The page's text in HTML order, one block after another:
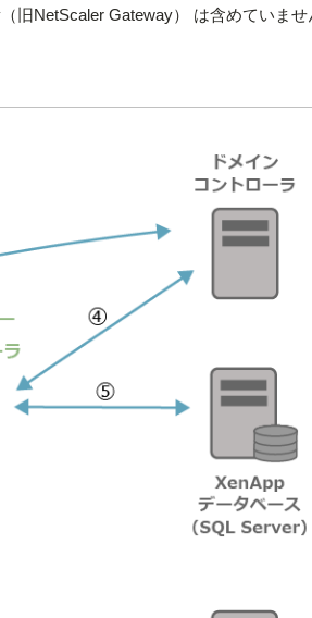
旧NetScaler Gateway） は含めていませ